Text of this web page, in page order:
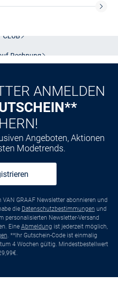
CLUB
ANMELDEN
Angeboten, Aktionen
Modetrends.
GRAAF Newsletter abonnieren und
die Datenschutzbestimmungen und
personalisierten Newsletter-Versand
Eine Abmeldung ist jederzeit möglich,
. **Ihr Gutschein-Code ist einmalig
4 Wochen gültig. Mindestbestellwert